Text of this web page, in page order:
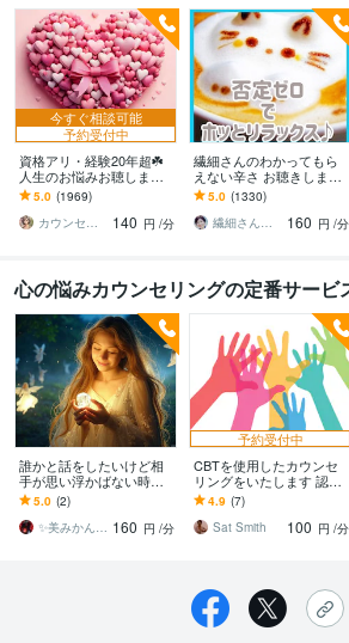
今すぐ相談可能
予約受付中
資格アリ・経験20年超☘️
人生のお悩みお聴します
鬱・HSP・介護障害・毒
親・恋愛・仕事・育児・
占い依存etc
5.0 (1969)
カウンセリング事務所☘️オフィスカノン
140 円 /分
繊細さんのわかってもら
えない辛さ お聴きします
HSP/モヤモヤを手放す一
歩☘️自分を大切にする✨を
始めよう
5.0 (1330)
繊細さん相談室☘️野崎真礼（まひろ）
160 円 /分
心の悩みカウンセリングの定番サービ
誰かと話をしたいけど相
手が思い浮かばない時聴
きます 自分がどうしたい
のかもわからない迷路に
はまってしまいました。
5.0 (2)
✨美みかん✨ あなたの❤️に✨✨✨を… 160 円 /分
予約受付中
CBTを使用したカウンセ
リングをいたします 認知
行動療法（CBT）で考え
方をプラスに変えていき
ます。
4.9 (7)
Sat Smith
100 円 /分